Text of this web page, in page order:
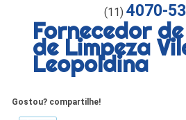
(11) 4070-
Fornecedor
de Limpeza
Leopoldina
Gostou? compartilhe!